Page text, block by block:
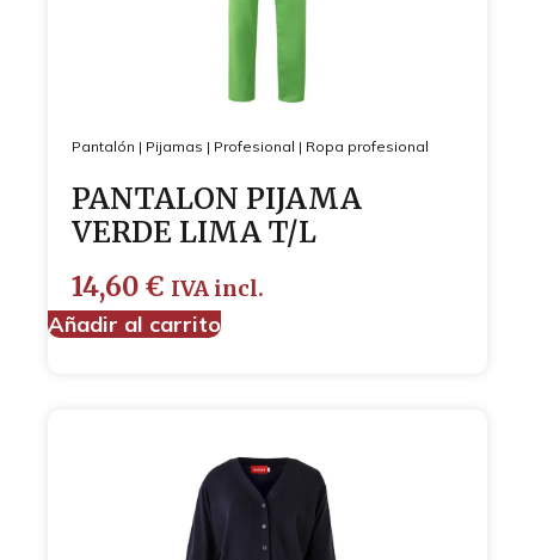
Pantalón | Pijamas | Profesional | Ropa profesional
PANTALON PIJAMA
VERDE LIMA T/L
14,60 € IVA incl.
Añadir al carrito